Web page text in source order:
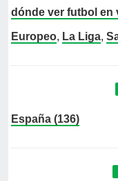
dónde ver futbol en
Europeo, La Liga,
España (136)